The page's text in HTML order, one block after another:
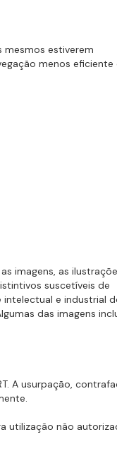
mesmos estiverem
menos eficiente
imagens, as
suscetíveis de
e industrial
das imagens
A usurpação,
utilização não